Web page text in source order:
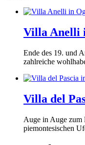
Villa Anelli
Ende des 19. und
zahlreiche
Villa del
Auge in Auge zum
piemontesischen